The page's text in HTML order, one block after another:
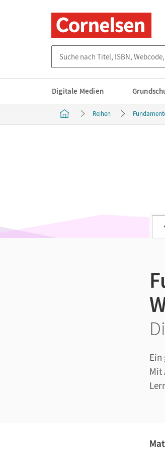
Digitale Medien
Reihen
Mit